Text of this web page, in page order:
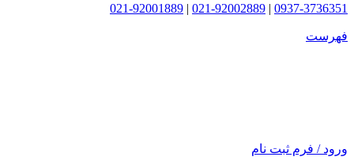
0937-3736351
|
021-92002889
|
021-92001889
فهرست
ورود / فرم ثبت نام